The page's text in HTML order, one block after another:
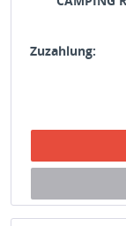
Zuzahlung: